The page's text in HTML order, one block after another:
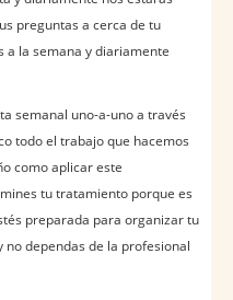
preguntas a cerca de tu
a la semana y diariamente
semanal uno-a-uno a través
todo el trabajo que hacemos
como aplicar este
tu tratamiento porque es
preparada para organizar tu
dependas de la profesional